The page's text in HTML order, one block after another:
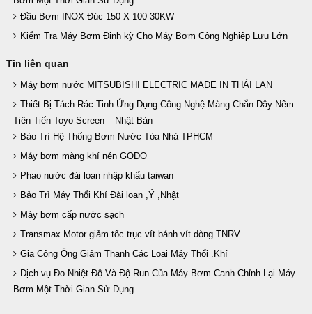
Đầu Bơm INOX Đúc 150 X 100 30KW
Kiểm Tra Máy Bơm Định kỳ Cho Máy Bơm Công Nghiệp Lưu Lớn
Tin liên quan
Máy bơm nước MITSUBISHI ELECTRIC MADE IN THÁI LAN
Thiết Bị Tách Rác Tinh Ứng Dụng Công Nghệ Màng Chắn Dây Nêm
Tiên Tiến Toyo Screen – Nhật Bản
Bảo Trì Hệ Thống Bơm Nước Tòa Nhà TPHCM
Máy bơm màng khí nén GODO
Phao nước đài loan nhập khẩu taiwan
Bảo Trì Máy Thổi Khí Đài loan ,Ý ,Nhật
Máy bơm cấp nước sạch
Transmax Motor giảm tốc trục vít bánh vít dòng TNRV
Gia Công Ống Giảm Thanh Các Loai Máy Thổi .Khí
Dịch vụ Đo Nhiệt Độ Và Độ Run Của Máy Bơm Canh Chỉnh Lại Máy
Bơm Một Thời Gian Sử Dụng